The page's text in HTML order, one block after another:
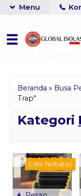
Menu
Beranda » Busa
Trap"
Kategori
Edisi Terbatas